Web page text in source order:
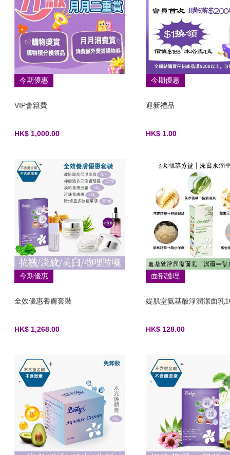
今期優惠
VIP會籍費
HK$ 1,000.00
今期優惠
迎新禮品
HK$ 1.00
今期優惠
全效優惠養膚套裝
HK$ 1,268.00
面部護理
媞肌堂氨基酸淨潤潔面乳
HK$ 128.00